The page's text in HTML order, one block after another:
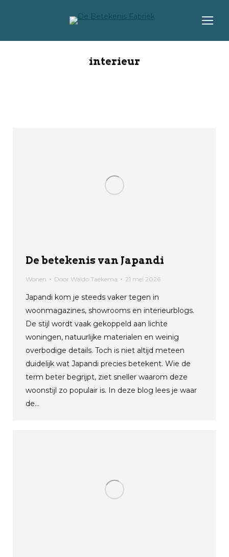
interieur
De betekenis van Japandi
Wonen Door Waldo Taekema 21 mei 2026
Japandi kom je steeds vaker tegen in
woonmagazines, showrooms en interieurblogs.
De stijl wordt vaak gekoppeld aan lichte
woningen, natuurlijke materialen en weinig
overbodige details. Toch is niet altijd meteen
duidelijk wat Japandi precies betekent. Wie de
term beter begrijpt, ziet sneller waarom deze
woonstijl zo populair is. In deze blog lees je waar
de…